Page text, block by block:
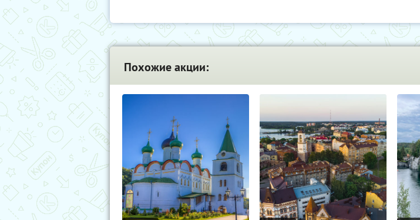
Похожие акции: